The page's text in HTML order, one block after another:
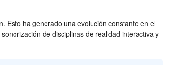
Esto ha generado una evolución constante en el
de disciplinas de realidad interactiva y